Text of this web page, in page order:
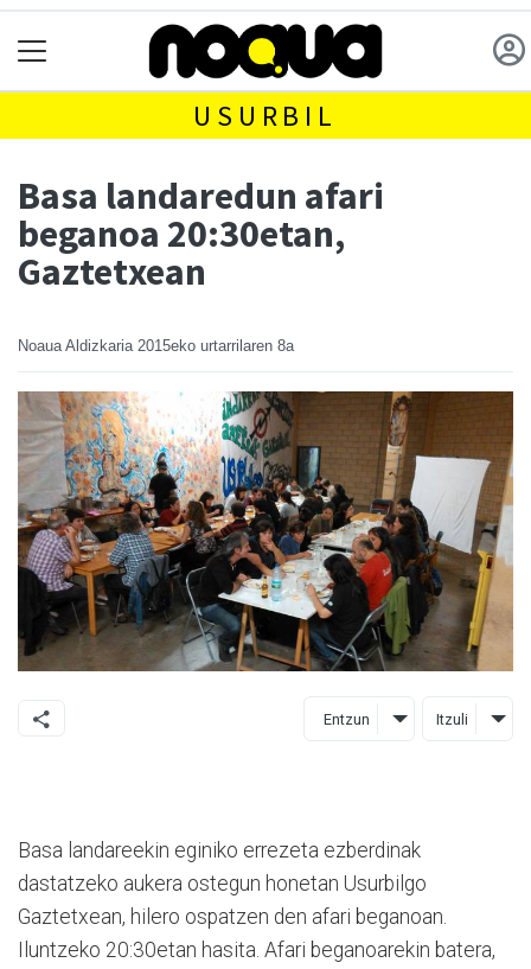
USURBIL
Basa landaredun afari
beganoa 20:30etan,
Gaztetxean
Noaua Aldizkaria 2015eko urtarrilaren 8a
Entzun Itzuli
Basa landareekin eginiko errezeta ezberdinak
dastatzeko aukera ostegun honetan Usurbilgo
Gaztetxean, hilero ospatzen den afari beganoan.
Iluntzeko 20:30etan hasita. Afari beganoarekin batera,